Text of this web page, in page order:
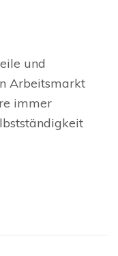
und
Arbeitsmarkt
immer